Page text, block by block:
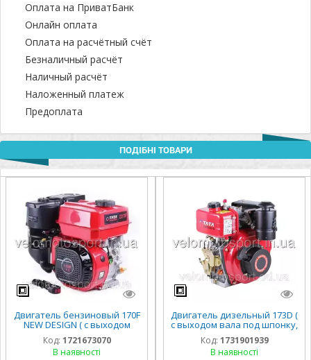
Оплата на ПриватБанк
Онлайн оплата
Оплата на расчётный счёт
Безналичный расчёт
Наличный расчёт
Наложенный платеж
Предоплата
ПОДІБНІ ТОВАРИ
Двигатель бензиновый 170F
NEW DESIGN ( с выходом
вала под шлицы, 20 мм ), 7
л.с.
Код: 1721673070
В наявності
Двигатель дизельный 173D (
с выходом вала под шпонку,
20 мм) 5 л.с.
Код: 1731901939
В наявності